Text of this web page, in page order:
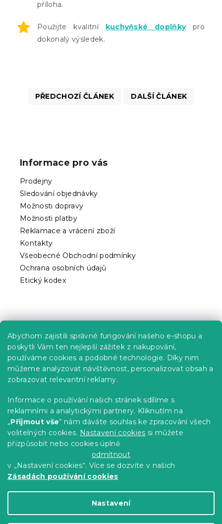
Abychom zajistili správné fungování našeho e-shopu a
poskytli Vám ten nejlepší zážitek z nakupování,
používáme cookies a podobné technologie. Díky nim
můžeme analyzovat návštěvnost, personalizovat obsah a
zobrazovat relevantní reklamy.
Informace o používání našich stránek sdílíme s
reklamními a analytickými partnery. Kliknutím na
„Přijmout vše“ nám dáváte souhlas ke zpracování všech
volitelných cookies. Nastavení cookies si můžete
přizpůsobit nebo cookies úplně
odmítnout
v „Nastavení cookies“. Více se dozvíte v našich
Zásadách používání cookies
Nastavení
příloha.
Použijte kvalitní kuchyňské doplňkypro
dokonalý výsledek.
PŘEDCHOZÍ ČLÁNEK DALŠÍ ČLÁNEK
Informace pro vás
Prodejny
Sledování objednávky
Možnosti dopravy
Možnosti platby
Reklamace a vrácení zboží
Kontakty
Všeobecné Obchodní podmínky
Ochrana osobních údajů
Etický kodex
Kariéra
Poptávky a B2B spolupráce
Proč se u nás registrovat?
Věrnostní program - Sleva až 10 %
Návody
Tabulky velikostí
Blog